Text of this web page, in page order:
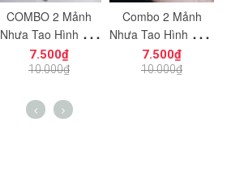
COMBO 2 Mảnh
Nhựa Tạo Hình Vát
Cắt Góc 8x8
NO.1727 Dùng Cho
Robot 30504
7.500₫
10.000₫
Combo 2 Mảnh
Nhựa Tạo Hình Hiệu
Ứng Năng Lượng
NO.1726 Dùng
7.500₫
10.000₫